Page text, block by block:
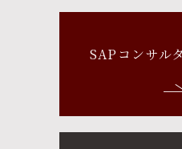
SAPコンサル